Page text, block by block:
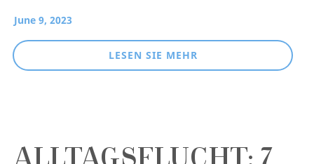
June 9, 2023
LESEN SIE MEHR